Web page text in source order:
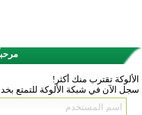
الألوكة تقترب منك أكثر!
سجل الآن في شبكة الألوكة للتمتع